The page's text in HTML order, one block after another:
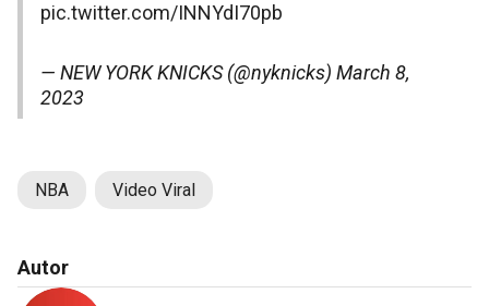
pic.twitter.com/INNYdI70pb
— NEW YORK KNICKS (@nyknicks) March 8,
2023
NBA Video Viral
Autor